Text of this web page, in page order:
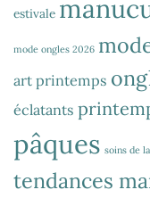
estivale
mode ongles 2026
art printemps
éclatants
pâques soins de
tendances